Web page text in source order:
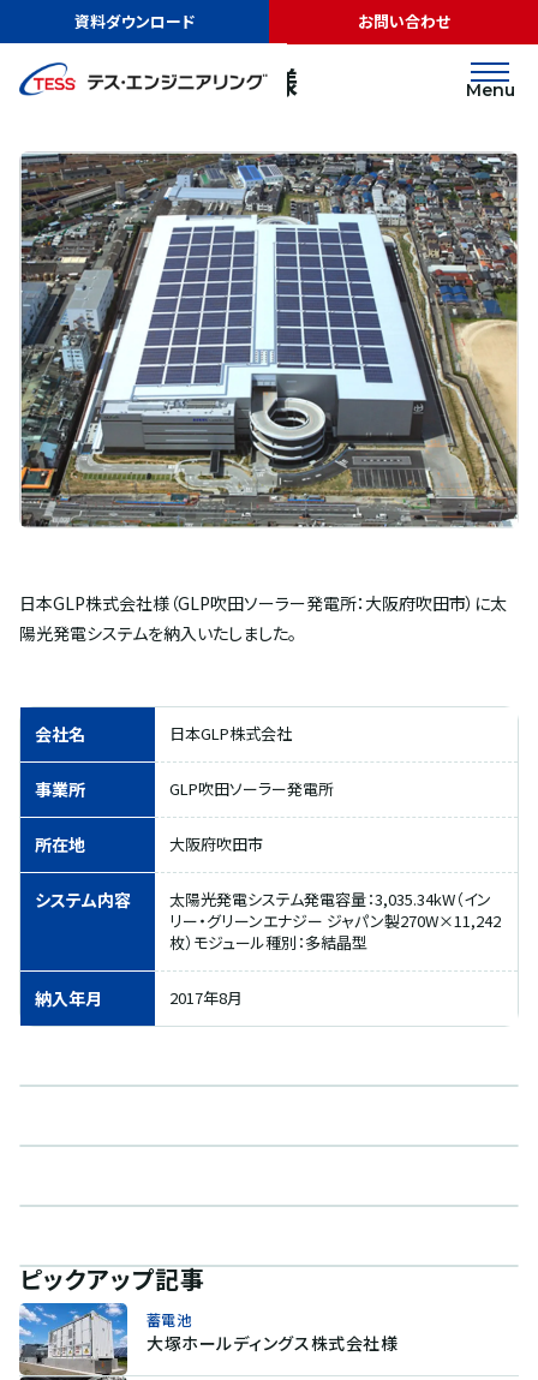
資料ダウンロード お問い合わせ
Menu
実績紹介 日本GLP株式会社様
太陽光発電 屋根
日本GLP株式会社様
日本GLP株式会社様（GLP吹田ソーラー発電所：大阪府吹田市）に太
陽光発電システムを納入いたしました。
会社名 日本GLP株式会社
事業所 GLP吹田ソーラー発電所
所在地 大阪府吹田市
システム内容
太陽光発電システム発電容量：3,035.34kW（イン
リー・グリーンエナジー ジャパン製270W×11,242
枚）モジュール種別：多結晶型
納入年月 2017年8月
ピックアップ記事
蓄電池
大塚ホールディングス株式会社様